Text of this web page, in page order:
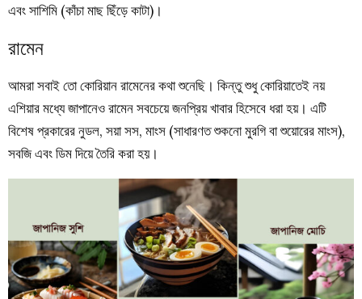
এবং সাশিমি (কাঁচা মাছ ছিঁড়ে কাটা)।
রামেন
আমরা সবাই তো কোরিয়ান রামেনের কথা শুনেছি। কিন্তু শুধু কোরিয়াতেই নয়
এশিয়ার মধ্যে জাপানেও রামেন সবচেয়ে জনপ্রিয় খাবার হিসেবে ধরা হয়। এটি
বিশেষ প্রকারের নুডল, সয়া সস, মাংস (সাধারণত শুকনো মুরগি বা শুয়োরের মাংস),
সবজি এবং ডিম দিয়ে তৈরি করা হয়।